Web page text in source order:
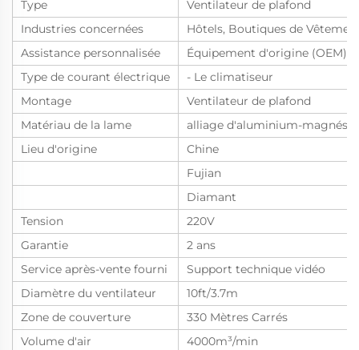
Type
Ventilateur de plafond
Industries concernées
Hôtels, Boutiques de
Assistance personnalisée
Équipement d'origine (OEM)
Type de courant électrique
- Le climatiseur
Montage
Ventilateur de plafond
Matériau de la lame
alliage d'aluminium-
Lieu d'origine
Chine
Fujian
Diamant
Tension
220V
Garantie
2 ans
Service après-vente fourni
Support technique vidéo
Diamètre du ventilateur
10ft/3.7m
Zone de couverture
330 Mètres Carrés
Volume d'air
4000m³/min